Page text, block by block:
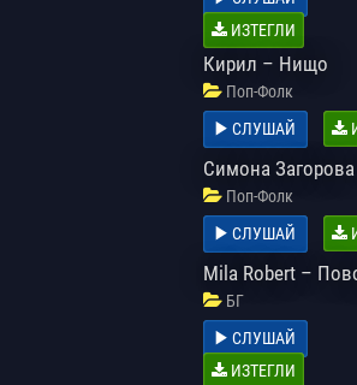
ИЗТЕГЛИ
Кирил – Нищо
Поп-Фолк
СЛУШАЙ
Симона
Поп-Фолк
СЛУШАЙ
Mila Robert –
БГ
СЛУШАЙ
ИЗТЕГЛИ